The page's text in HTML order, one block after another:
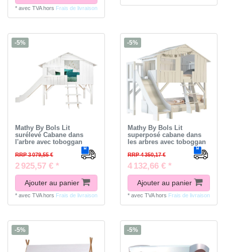
* avec TVAhors Frais de livraison
-5%
Mathy By Bols Lit
surélevé Cabane dans
l'arbre avec toboggan
RRP 3 079,55 €
2 925,57 € *
Ajouter au panier
* avec TVAhors Frais de livraison
-5%
Mathy By Bols Lit
superposé cabane dans
les arbres avec toboggan
RRP 4 350,17 €
4 132,66 € *
Ajouter au panier
* avec TVAhors Frais de livraison
-5% -5%